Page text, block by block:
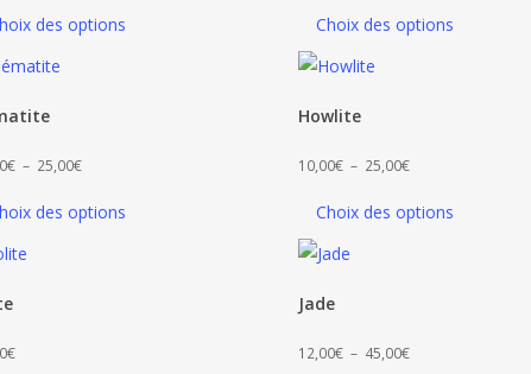
des options Choix des options
des options
€ – 25,00€Plage
prix :
Choix des options
Howlite
10,00€ – 25,00€Plage
prix :
€
Jade
12,00€ – 45,00€Plage